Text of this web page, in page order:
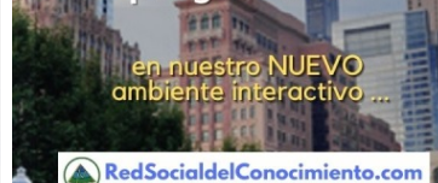
www . piramide digital . com
Gerencia:Clientes, Estrategia, Personal y Sistemas/Procesos...